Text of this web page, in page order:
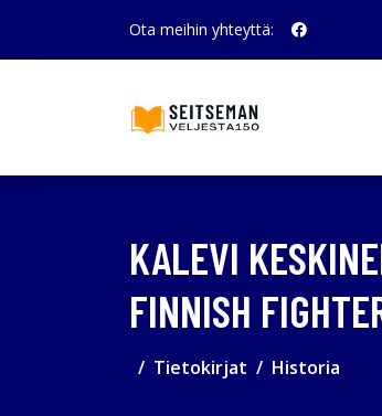
Ota meihin yhteyttä:
KALEVI
FINNISH
Tietokirjat Historia